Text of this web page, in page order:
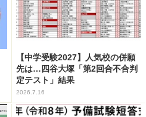
【中学受験2027】人気校の併願
先は…四谷大塚「第2回合不合判
定テスト」結果
2026.7.16